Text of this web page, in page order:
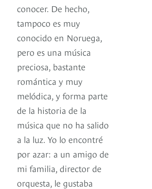
conocer. De hecho,
tampoco es muy
conocido en Noruega,
pero es una música
preciosa, bastante
romántica y muy
melódica, y forma parte
de la historia de la
música que no ha salido
a la luz. Yo lo encontré
por azar: a un amigo de
mi familia, director de
orquesta, le gustaba